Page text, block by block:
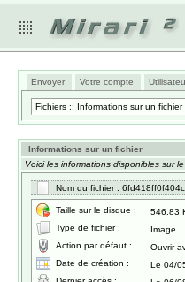
Envoyer Votre compte
Fichiers :: Informations sur un fichier
Informations sur un fichier
Voici les informations disponibles sur
Nom du fichier :
Taille sur le disque :
546.83
Type de fichier :
Image
Action par défaut :
Ouvrir
Date de création :
Le 04/